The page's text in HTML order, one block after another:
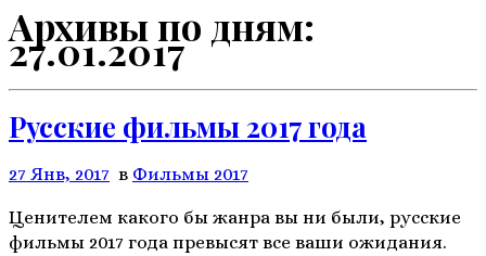
Архивы по дням:
27.01.2017
Русские фильмы 2017 года
27 Янв, 2017 в Фильмы 2017
Ценителем какого бы жанра вы ни были, русские
фильмы 2017 года превысят все ваши ожидания.